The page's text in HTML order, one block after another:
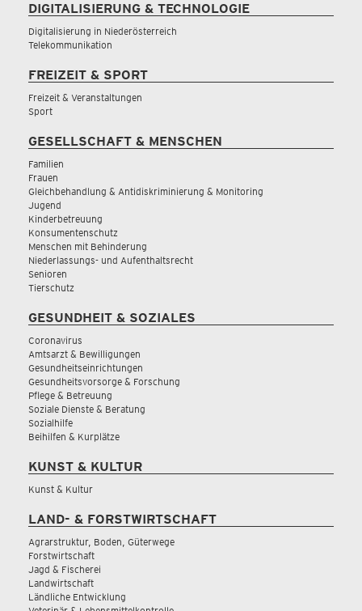
DIGITALISIERUNG & TECHNOLOGIE
Digitalisierung in Niederösterreich
Telekommunikation
FREIZEIT & SPORT
Freizeit & Veranstaltungen
Sport
GESELLSCHAFT & MENSCHEN
Familien
Frauen
Gleichbehandlung & Antidiskriminierung & Monitoring
Jugend
Kinderbetreuung
Konsumentenschutz
Menschen mit Behinderung
Niederlassungs- und Aufenthaltsrecht
Senioren
Tierschutz
GESUNDHEIT & SOZIALES
Coronavirus
Amtsarzt & Bewilligungen
Gesundheitseinrichtungen
Gesundheitsvorsorge & Forschung
Pflege & Betreuung
Soziale Dienste & Beratung
Sozialhilfe
Beihilfen & Kurplätze
KUNST & KULTUR
Kunst & Kultur
LAND- & FORSTWIRTSCHAFT
Agrarstruktur, Boden, Güterwege
Forstwirtschaft
Jagd & Fischerei
Landwirtschaft
Ländliche Entwicklung